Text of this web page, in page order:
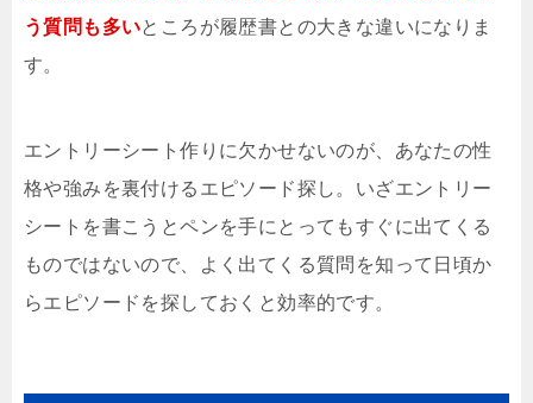
う質問も多いところが履歴書との大きな違いになりま
す。
エントリーシート作りに欠かせないのが、あなたの性
格や強みを裏付けるエピソード探し。いざエントリー
シートを書こうとペンを手にとってもすぐに出てくる
ものではないので、よく出てくる質問を知って日頃か
らエピソードを探しておくと効率的です。